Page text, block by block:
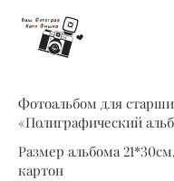
Фотоальбом для
«Полиграфический
Размер альбома
картон